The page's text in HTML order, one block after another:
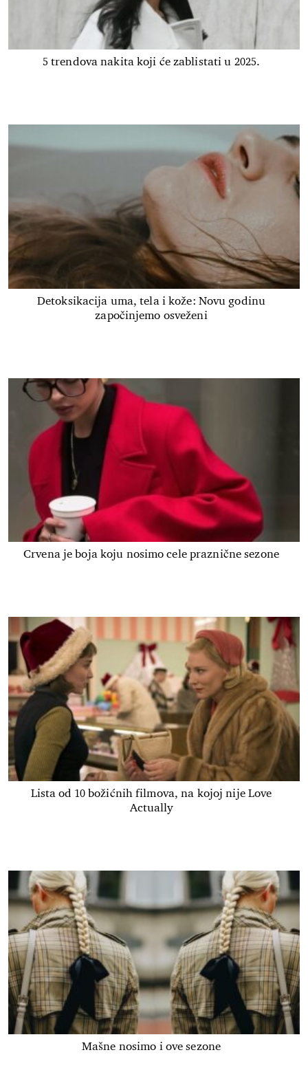
5 trendova nakita koji će zablistati u 2025.
Detoksikacija uma, tela i kože: Novu godinu
započinjemo osveženi
Crvena je boja koju nosimo cele praznične sezone
Lista od 10 božićnih filmova, na kojoj nije Love
Actually
Mašne nosimo i ove sezone